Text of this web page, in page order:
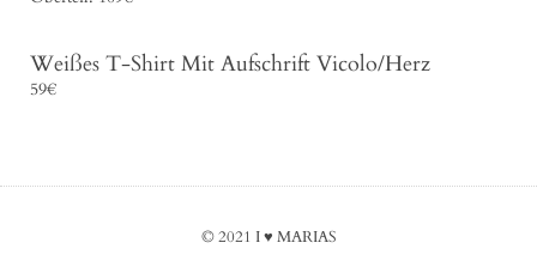
Weißes T-Shirt Mit Aufschrift Vicolo/Herz
59€
© 2021 I ♥︎ MARIAS